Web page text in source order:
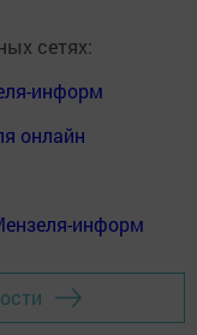
сетях:
информ
онлайн
информ